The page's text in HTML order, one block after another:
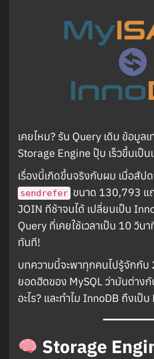
เคยไหม? รัน Query เดิม ข้อมูล
Storage Engine ปุ๊บ เร็วขึ้นเป็น
เรื่องนี้เกิดขึ้นจริงกับผม เมื่อสัป
sendrefer ขนาด 130,793 แ
JOIN ทีช้าจนได้ เปลี่ยนเป็น
Query ที่เคยใช้เวลาเป็น 10 วิน
ทันที!
บทความนี้จะพาทุกคนไปรู้จักกับ
ยอดฮิตของ MySQL ว่ามันต่างกั
อะไร? และทำไม InnoDB ถึงเป็
Storage